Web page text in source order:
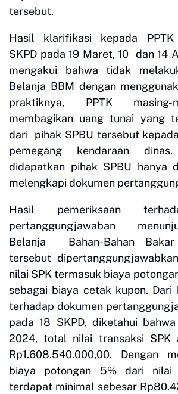
tersebut.
Hasil klarifikasi kepada PPTK
SKPD pada 19 Maret, 10 dan 14
mengakui bahwa tidak
Belanja BBM dengan
praktiknya, PPTK masing-
membagikan uang tunai yang
dari pihak SPBU tersebut
pemegang kendaraan
didapatkan pihak SPBU hanya
melengkapi dokumen
Hasil pemeriksaan
pertanggungjawaban
Belanja Bahan-Bahan
tersebut
nilai SPK termasuk biaya
sebagai biaya cetak kupon. Dari
terhadap dokumen
pada 18 SKPD, diketahui
2024, total nilai transaksi SPK
Rp1.608.540.000,00. Dengan
biaya potongan 5% dari nilai
terdapat minimal sebesar